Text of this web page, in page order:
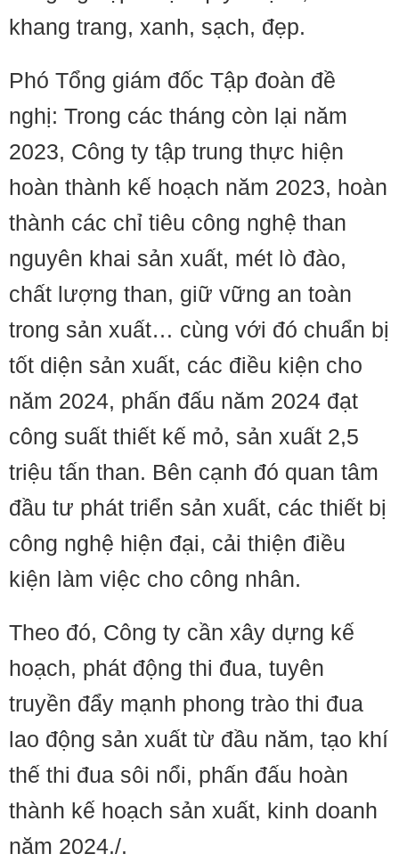
khang trang, xanh, sạch, đẹp.
Phó Tổng giám đốc Tập đoàn đề
nghị: Trong các tháng còn lại năm
2023, Công ty tập trung thực hiện
hoàn thành kế hoạch năm 2023, hoàn
thành các chỉ tiêu công nghệ than
nguyên khai sản xuất, mét lò đào,
chất lượng than, giữ vững an toàn
trong sản xuất… cùng với đó chuẩn bị
tốt diện sản xuất, các điều kiện cho
năm 2024, phấn đấu năm 2024 đạt
công suất thiết kế mỏ, sản xuất 2,5
triệu tấn than. Bên cạnh đó quan tâm
đầu tư phát triển sản xuất, các thiết bị
công nghệ hiện đại, cải thiện điều
kiện làm việc cho công nhân.
Theo đó, Công ty cần xây dựng kế
hoạch, phát động thi đua, tuyên
truyền đẩy mạnh phong trào thi đua
lao động sản xuất từ đầu năm, tạo khí
thế thi đua sôi nổi, phấn đấu hoàn
thành kế hoạch sản xuất, kinh doanh
năm 2024./.